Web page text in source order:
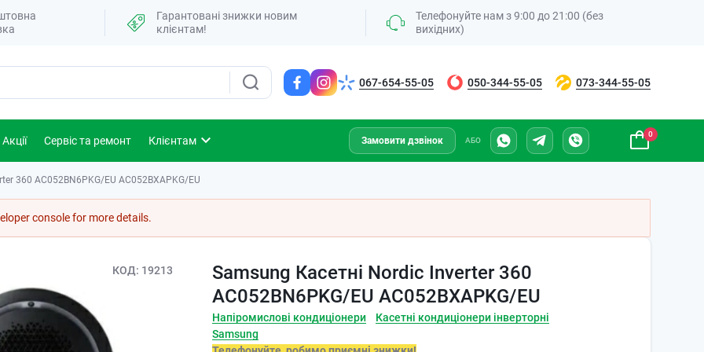
Гарантовані знижки новим
клієнтам!
Телефонуйте нам з 9:00 до 21:00 (без
вихідних)
067-654-55-05 050-344-55-05 073-344-55-05
Акції Сервіс та ремонт Клієнтам Замовити дзвінок АБО
0
360 AC052BN6PKG/EU AC052BXAPKG/EU
console for more details.
КОД 19213
Samsung Касетні Nordic Inverter 360
AC052BN6PKG/EU AC052BXAPKG/EU
Напіромислові кондиціонери
Касетні кондиціонери інверторні
Samsung